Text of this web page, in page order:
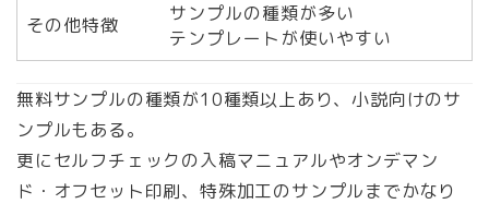
その他特徴
サンプルの種類が多い
テンプレートが使いやすい
無料サンプルの種類が10種類以上あり、小説向けのサ
ンプルもある。
更にセルフチェックの入稿マニュアルやオンデマン
ド・オフセット印刷、特殊加工のサンプルまでかなり